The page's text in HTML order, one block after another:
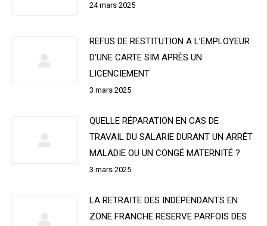
24 mars 2025
REFUS DE RESTITUTION A L’EMPLOYEUR
D’UNE CARTE SIM APRÈS UN
LICENCIEMENT
3 mars 2025
QUELLE RÉPARATION EN CAS DE
TRAVAIL DU SALARIE DURANT UN ARRÊT
MALADIE OU UN CONGÉ MATERNITÉ ?
3 mars 2025
LA RETRAITE DES INDEPENDANTS EN
ZONE FRANCHE RESERVE PARFOIS DES